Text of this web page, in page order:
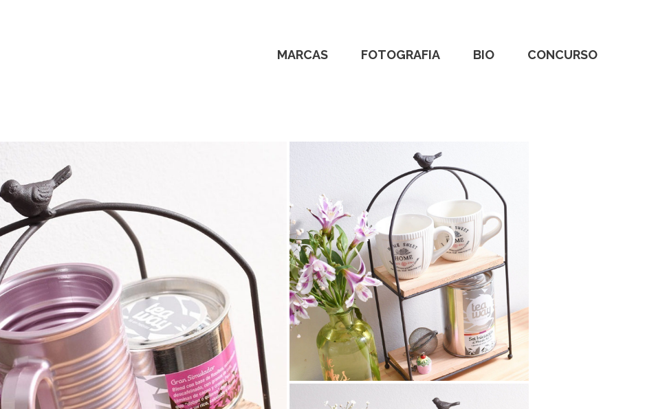
MARCAS FOTOGRAFIA BIO CONCURSO